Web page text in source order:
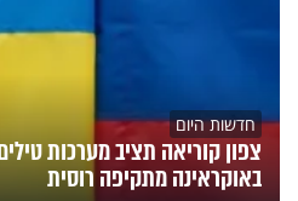
חדשות היום
צפון קוריאה תציב מערכות
באוקראינה מתקיפה רוסית